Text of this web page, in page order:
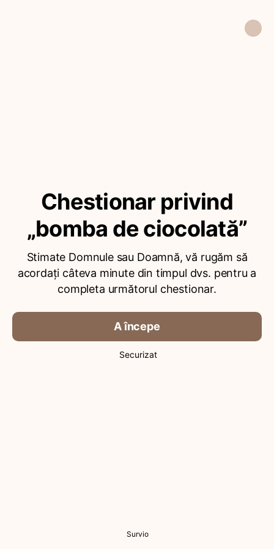
Chestionar privind
„bomba de ciocolată”
Stimate Domnule sau Doamnă, vă rugăm să
acordați câteva minute din timpul dvs. pentru a
completa următorul chestionar.
A începe
Securizat
Survio